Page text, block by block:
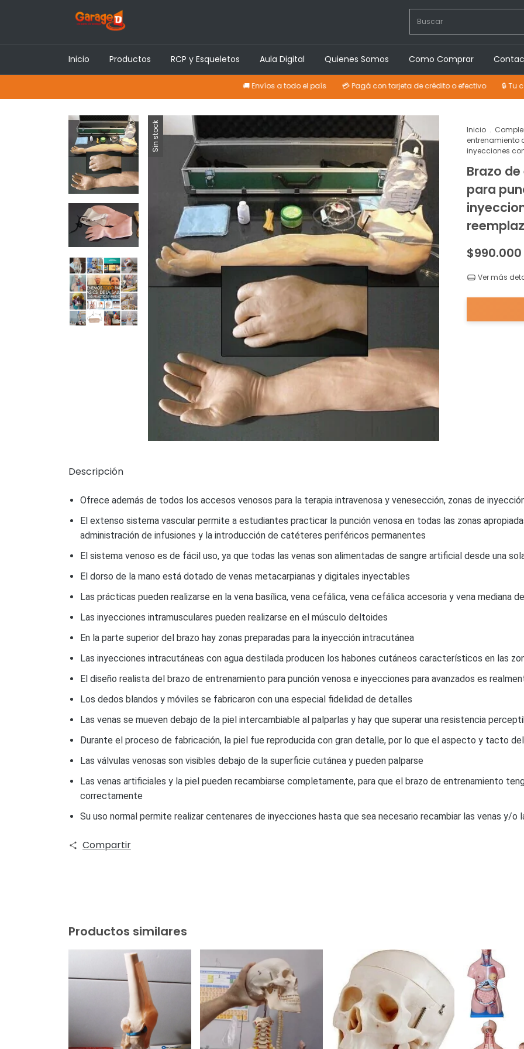
Inicio Productos RCP y Esqueletos Aula Digital Quienes Somos Como Comprar
🚚 Envíos a todo el país 💳 Pagá con tarjeta de crédito o efectivo 🔒 Tu compra
Sin stock Inicio .
entrenamiento
inyecciones
Brazo
para
$990.000
Ver más
Descripción
Ofrece además de todos los accesos venosos para la terapia intravenosa y venesección, zonas de
El extenso sistema vascular permite a estudiantes practicar la punción venosa en todas las zonas
administración de infusiones y la introducción de catéteres periféricos permanentes
El sistema venoso es de fácil uso, ya que todas las venas son alimentadas de sangre artificial desde una
El dorso de la mano está dotado de venas metacarpianas y digitales inyectables
Las prácticas pueden realizarse en la vena basílica, vena cefálica, vena cefálica accesoria y vena mediana
Las inyecciones intramusculares pueden realizarse en el músculo deltoides
En la parte superior del brazo hay zonas preparadas para la inyección intracutánea
Las inyecciones intracutáneas con agua destilada producen los habones cutáneos característicos en las
El diseño realista del brazo de entrenamiento para punción venosa e inyecciones para avanzados es
Los dedos blandos y móviles se fabricaron con una especial fidelidad de detalles
Las venas se mueven debajo de la piel intercambiable al palparlas y hay que superar una resistencia
Durante el proceso de fabricación, la piel fue reproducida con gran detalle, por lo que el aspecto y tacto
Las válvulas venosas son visibles debajo de la superficie cutánea y pueden palparse
Las venas artificiales y la piel pueden recambiarse completamente, para que el brazo de entrenamiento
correctamente
Su uso normal permite realizar centenares de inyecciones hasta que sea necesario recambiar las venas y/o
Compartir
Productos similares